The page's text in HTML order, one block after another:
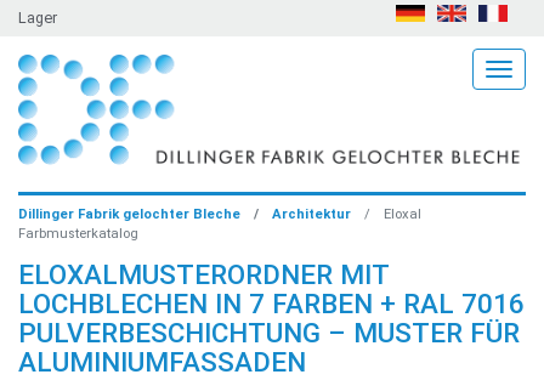
Lager
Dillinger Fabrik gelochter Bleche Architektur
Eloxal
Farbmusterkatalog
ELOXALMUSTERORDNER MIT
LOCHBLECHEN IN 7 FARBEN + RAL 7016
PULVERBESCHICHTUNG – MUSTER FÜR
ALUMINIUMFASSADEN